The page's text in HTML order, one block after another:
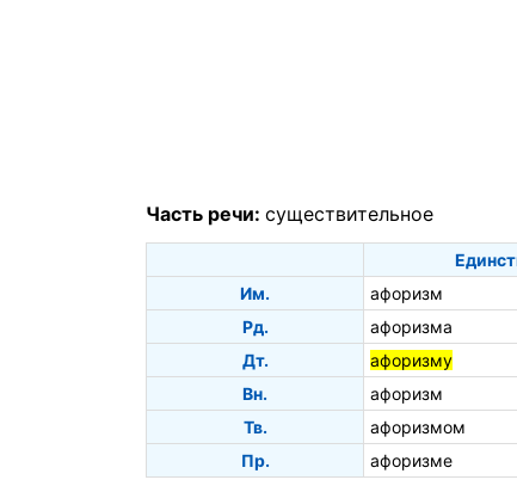
Часть речи: существительное
Им.
афоризм
Рд.
афоризма
Дт.
афоризму
Вн.
афоризм
Тв.
афоризмом
Пр.
афоризме